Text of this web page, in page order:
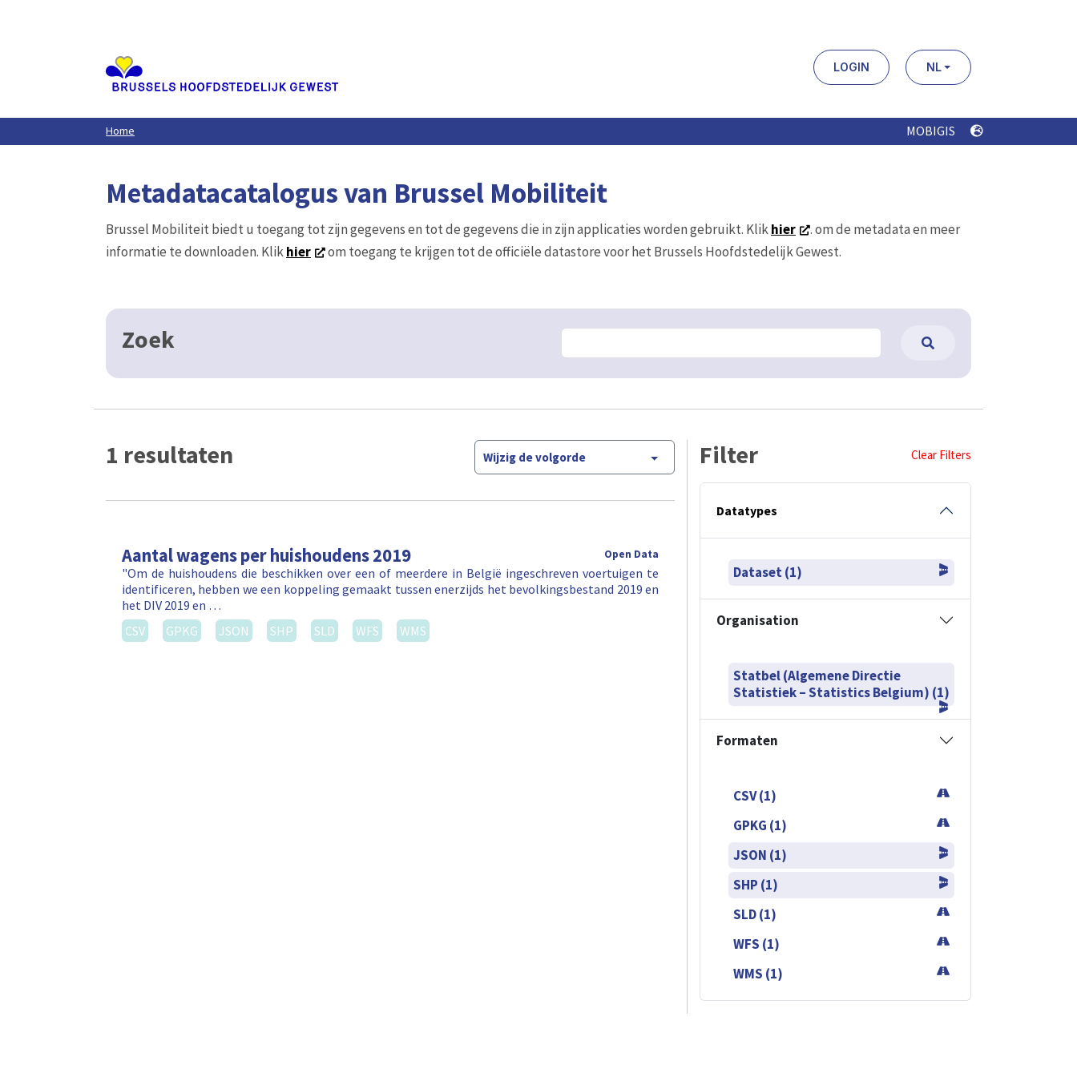
LOGIN NL
Home MOBIGIS
Metadatacatalogus van Brussel Mobiliteit
Brussel Mobiliteit biedt u toegang tot zijn gegevens en tot de gegevens die in zijn applicaties worden gebruikt. Klikhier
. om de metadata en meer
informatie te downloaden. Klikhier om toegang te krijgen tot de officiële datastore voor het Brussels Hoofdstedelijk Gewest.
Zoek
1 resultaten Wijzig de volgorde
Aantal wagens per huishoudens 2019 Open Data
"Om de huishoudens die beschikken over een of meerdere in België ingeschreven voertuigen te
identificeren, hebben we een koppeling gemaakt tussen enerzijds het bevolkingsbestand 2019 en
het DIV 2019 en …
CSV
GPKG JSON SHP SLD WFS WMS
Filter Clear Filters
Datatypes
Dataset (1)
Organisation
Statbel (Algemene Directie
Statistiek – Statistics Belgium) (1)
Formaten
CSV (1)
GPKG (1)
JSON (1)
SHP (1)
SLD (1)
WFS (1)
WMS (1)